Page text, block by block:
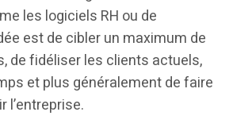
les logiciels RH ou de
est de cibler un maximum de
de fidéliser les clients actuels,
et plus généralement de faire
l’entreprise.